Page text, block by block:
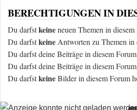
BERECHTIGUNGEN IN
Du darfstkeineneuen Themen in
Du darfstkeine Antworten zu Themen in
Du darfst deine Beiträge in diesem Forum
Du darfst deine Beiträge in diesem Forum
Du darfstkeineBilder in diesem Forum